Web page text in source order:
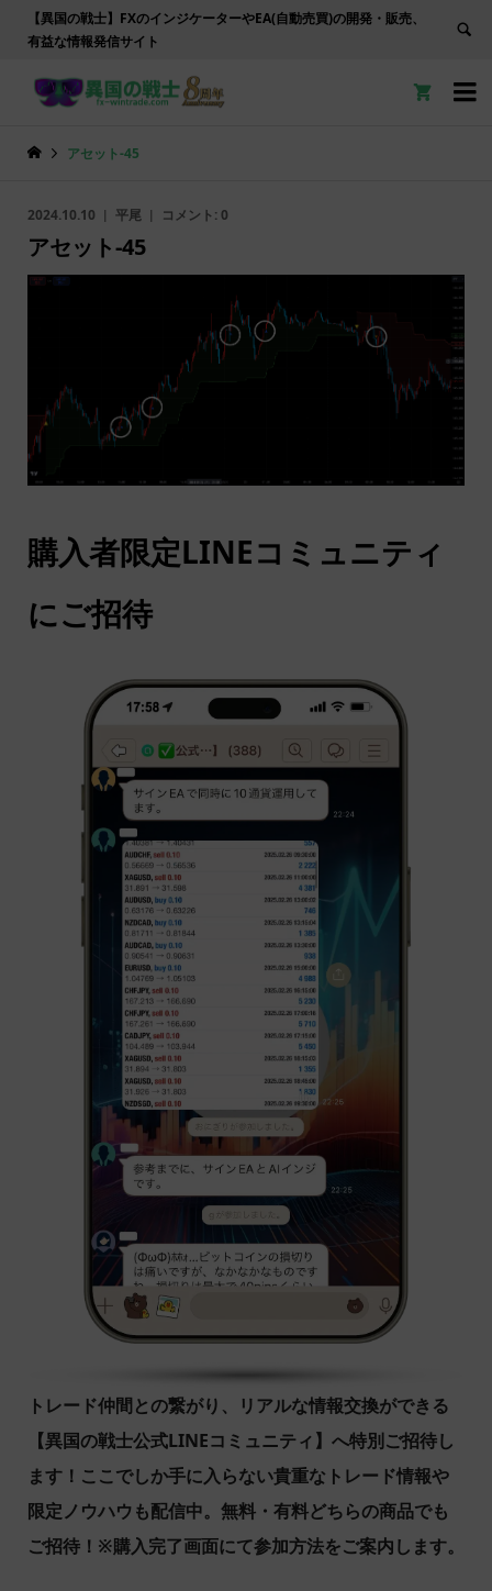
【異国の戦士】FXのインジケーターやEA(自動売買)の開発・販売、
有益な情報発信サイト


アセット-45
2024.10.10 平尾 コメント:0
アセット-45
購入者限定LINEコミュニティ
にご招待
トレード仲間との繋がり、リアルな情報交換ができる
【異国の戦士公式LINEコミュニティ】へ特別ご招待し
ます！ここでしか手に入らない貴重なトレード情報や
限定ノウハウも配信中。無料・有料どちらの商品でも
ご招待！※購入完了画面にて参加方法をご案内します。